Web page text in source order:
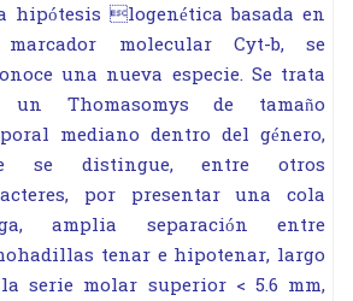
hipótesis logenética basada en
molecular Cyt-b, se
una nueva especie. Se trata
un Thomasomys de tamaño
mediano dentro del género,
se distingue, entre otros
por presentar una cola
amplia separación entre
tenar e hipotenar, largo
serie molar superior < 5.6 mm,